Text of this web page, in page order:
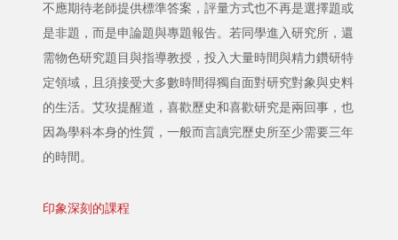
不應期待老師提供標準答案，評量方式也不再是選擇題或
是非題，而是申論題與專題報告。若同學進入研究所，還
需物色研究題目與指導教授，投入大量時間與精力鑽研特
定領域，且須接受大多數時間得獨自面對研究對象與史料
的生活。艾玫提醒道，喜歡歷史和喜歡研究是兩回事，也
因為學科本身的性質，一般而言讀完歷史所至少需要三年
的時間。
印象深刻的課程